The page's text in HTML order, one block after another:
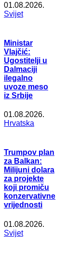
01.08.2026.
Svijet
Ministar
Vlajčić:
Ugostitelji u
Dalmaciji
ilegalno
uvoze meso
iz Srbije
01.08.2026.
Hrvatska
Trumpov plan
za Balkan:
Milijuni dolara
za projekte
koji promiču
konzervativne
vrijednosti
01.08.2026.
Svijet